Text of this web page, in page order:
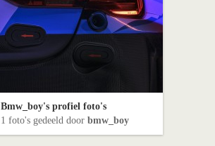
Bmw_boy's profiel foto's
1 foto's gedeeld door bmw_boy